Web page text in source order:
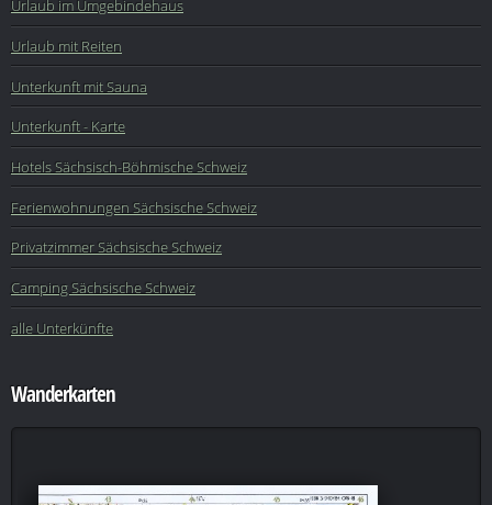
Urlaub im Umgebindehaus
Urlaub mit Reiten
Unterkunft mit Sauna
Unterkunft - Karte
Hotels Sächsisch-Böhmische Schweiz
Ferienwohnungen Sächsische Schweiz
Privatzimmer Sächsische Schweiz
Camping Sächsische Schweiz
alle Unterkünfte
Wanderkarten